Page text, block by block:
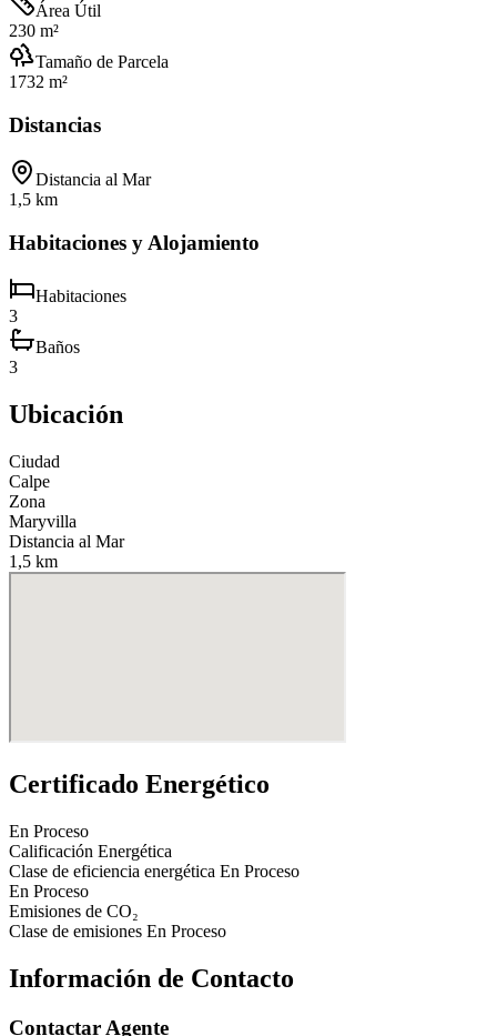
Área Útil
230 m²
Tamaño de Parcela
1732 m²
Distancias
Distancia al Mar
1,5 km
Habitaciones y Alojamiento
Habitaciones
3
Baños
3
Ubicación
Ciudad
Calpe
Zona
Maryvilla
Distancia al Mar
1,5 km
Certificado Energético
En Proceso
Calificación Energética
Clase de eficiencia energética En Proceso
En Proceso
Emisiones de CO₂
Clase de emisiones En Proceso
Información de Contacto
Contactar Agente